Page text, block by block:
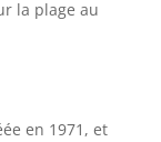
la plage au
en 1971, et